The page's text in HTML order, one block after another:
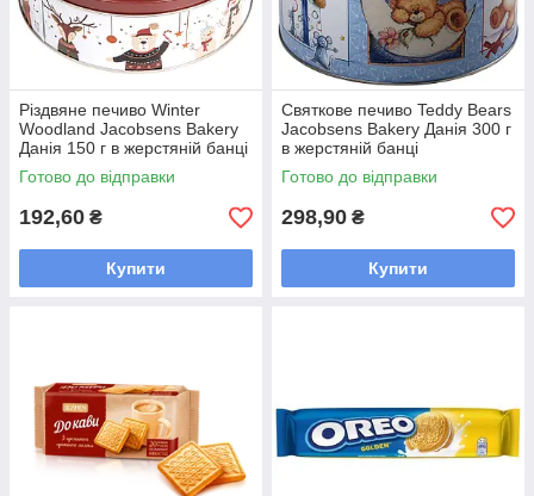
Різдвяне печиво Winter
Woodland Jacobsens Bakery
Данія 150 г в жерстяній банці
Готово до відправки
192,60 ₴
Купити
Святкове печиво Teddy Bears
Jacobsens Bakery Данія 300 г
в жерстяній банці
Готово до відправки
298,90 ₴
Купити